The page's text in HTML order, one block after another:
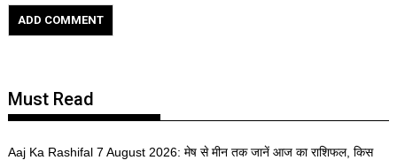
Must Read
Aaj Ka Rashifal 7 August 2026: मेष से मीन तक जानें आज का राशिफल, किस